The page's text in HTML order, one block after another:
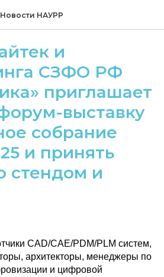
Новости НАУРР
и
СЗФО РФ
приглашает
выставку
собрание
и принять
стендом и
CAD/CAE/PDM/PLM систем,
архитекторы, менеджеры по
и цифровой